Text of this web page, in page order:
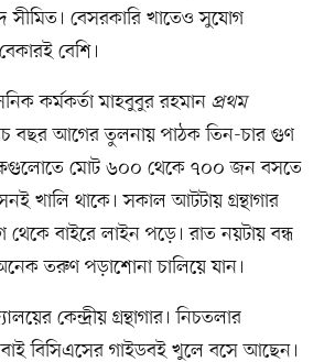
সীমিত। বেসরকারি খাতেও সুযোগ
বেশি।
কর্মকর্তা মাহবুবুর রহমান প্রথম
বছর আগের তুলনায় পাঠক তিন-চার গুণ
মোট ৬০০ থেকে ৭০০ জন বসতে
খালি থাকে। সকাল আটটায় গ্রন্থাগার
বাইরে লাইন পড়ে। রাত নয়টায় বন্ধ
তরুণ পড়াশোনা চালিয়ে যান।
কেন্দ্রীয় গ্রন্থাগার। নিচতলার
বিসিএসের গাইডবই খুলে বসে আছেন।